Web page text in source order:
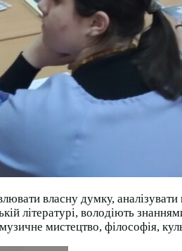
власну думку,
літературі, володіють
мистецтво, філософія,